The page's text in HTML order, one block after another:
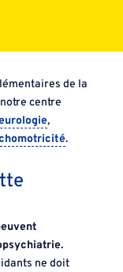
de la
centre
,
.
ne doit